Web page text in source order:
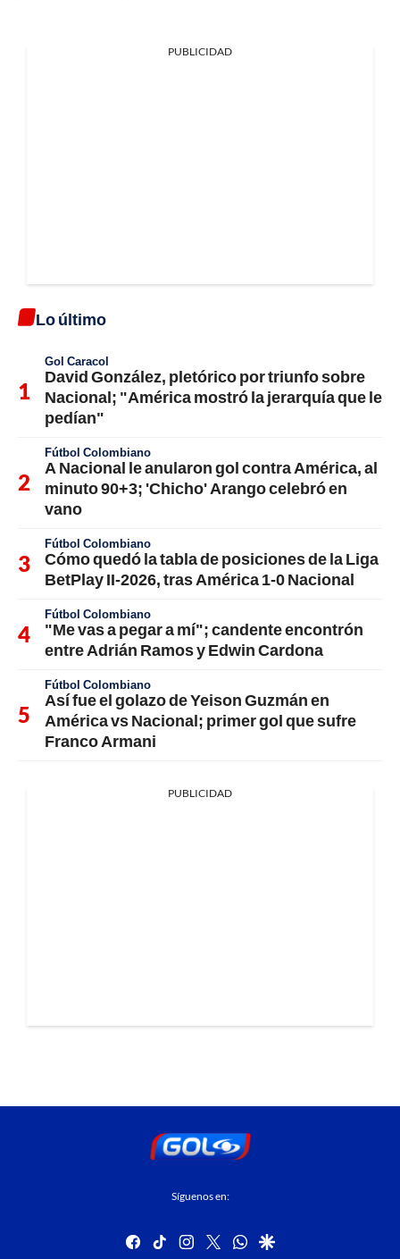
PUBLICIDAD
Lo último
Gol Caracol
David González, pletórico por triunfo sobre
Nacional; "América mostró la jerarquía que le
pedían"
Fútbol Colombiano
A Nacional le anularon gol contra América, al
minuto 90+3; 'Chicho' Arango celebró en
vano
Fútbol Colombiano
Cómo quedó la tabla de posiciones de la Liga
BetPlay II-2026, tras América 1-0 Nacional
Fútbol Colombiano
"Me vas a pegar a mí"; candente encontrón
entre Adrián Ramos y Edwin Cardona
Fútbol Colombiano
Así fue el golazo de Yeison Guzmán en
América vs Nacional; primer gol que sufre
Franco Armani
PUBLICIDAD
Síguenos en:
facebook
tiktok instagram
twitterwhatsapp
google